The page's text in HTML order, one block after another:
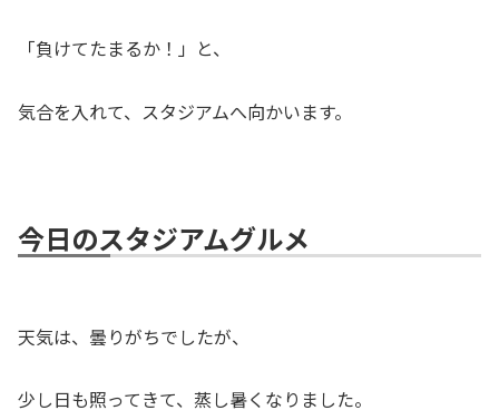
「負けてたまるか！」と、
気合を入れて、スタジアムへ向かいます。
今日のスタジアムグルメ
天気は、曇りがちでしたが、
少し日も照ってきて、蒸し暑くなりました。